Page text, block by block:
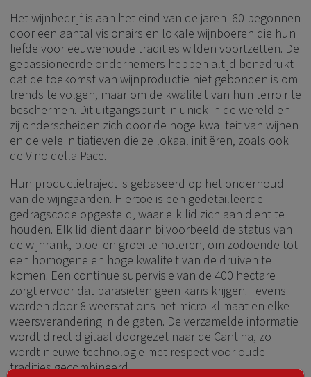
Het wijnbedrijf is aan het eind van de jaren '60 begonnen
door een aantal visionairs en lokale wijnboeren die hun
liefde voor eeuwenoude tradities wilden voortzetten. De
gepassioneerde ondernemers hebben altijd benadrukt
dat de toekomst van wijnproductie niet gebonden is om
trends te volgen, maar om de kwaliteit van hun terroir te
beschermen. Dit uitgangspunt in uniek in de wereld en
zij onderscheiden zich door de hoge kwaliteit van wijnen
en de vele initiatieven die ze lokaal initiëren, zoals ook
de Vino della Pace.
Hun productietraject is gebaseerd op het onderhoud
van de wijngaarden. Hiertoe is een gedetailleerde
gedragscode opgesteld, waar elk lid zich aan dient te
houden. Elk lid dient daarin bijvoorbeeld de status van
de wijnrank, bloei en groei te noteren, om zodoende tot
een homogene en hoge kwaliteit van de druiven te
komen. Een continue supervisie van de 400 hectare
zorgt ervoor dat parasieten geen kans krijgen. Tevens
worden door 8 weerstations het micro-klimaat en elke
weersverandering in de gaten. De verzamelde informatie
wordt direct digitaal doorgezet naar de Cantina, zo
wordt nieuwe technologie met respect voor oude
tradities gecombineerd.